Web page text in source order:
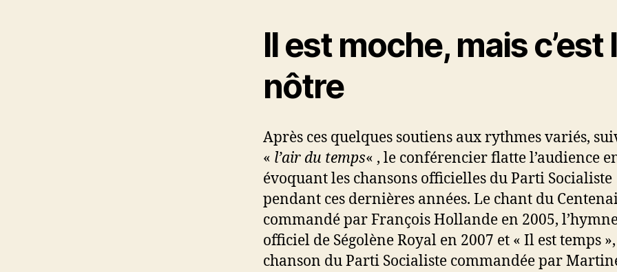
Il est moche, mais c’est
nôtre
Après ces quelques soutiens aux rythmes variés,
« l’air du temps« , le conférencier flatte l’audience
évoquant les chansons officielles du Parti Socialiste
pendant ces dernières années. Le chant du
commandé par François Hollande en 2005,
officiel de Ségolène Royal en 2007 et « Il est temps
chanson du Parti Socialiste commandée par